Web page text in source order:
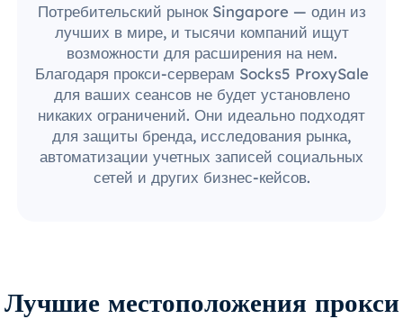
Потребительский рынок Singapore — один из
лучших в мире, и тысячи компаний ищут
возможности для расширения на нем.
Благодаря прокси-серверам Socks5 ProxySale
для ваших сеансов не будет установлено
никаких ограничений. Они идеально подходят
для защиты бренда, исследования рынка,
автоматизации учетных записей социальных
сетей и других бизнес-кейсов.
Лучшие местоположения прокси